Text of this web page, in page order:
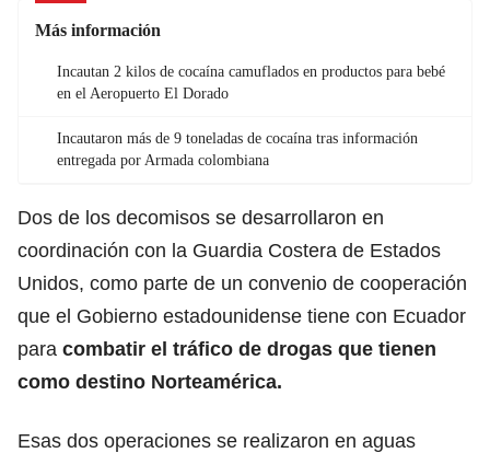
Más información
Incautan 2 kilos de cocaína camuflados en productos para bebé
en el Aeropuerto El Dorado
Incautaron más de 9 toneladas de cocaína tras información
entregada por Armada colombiana
Dos de los decomisos se desarrollaron en
coordinación con la Guardia Costera de Estados
Unidos, como parte de un convenio de cooperación
que el Gobierno estadounidense tiene con Ecuador
para combatir el tráfico de drogas que tienen
como destino Norteamérica.
Esas dos operaciones se realizaron en aguas